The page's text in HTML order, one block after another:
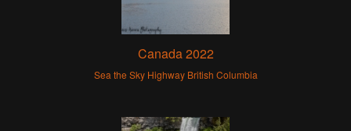
Canada 2022
Sea the Sky Highway British Columbia